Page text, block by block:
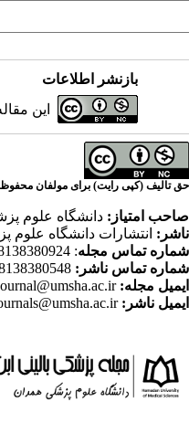
بازنشر اطلاعات
این
حق تالیف (کپی رایت) برای مولفان
صاحب امتیاز: دانشگاه علوم
ناشر: انتشارات دانشگاه علوم
شماره تماس مجله: 08138380924
شماره تماس ناشر:
ایمیل مجله: s_journal@umsha.ac.ir
ایمیل ناشر: journals@umsha.ac.ir